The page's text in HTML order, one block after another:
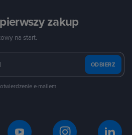
zakup
na start.
ODBIERZ
e-mailem